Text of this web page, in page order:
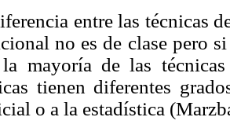
entre las técnicas
no es de clase pero
mayoría de las
tienen diferentes
o a la estadística